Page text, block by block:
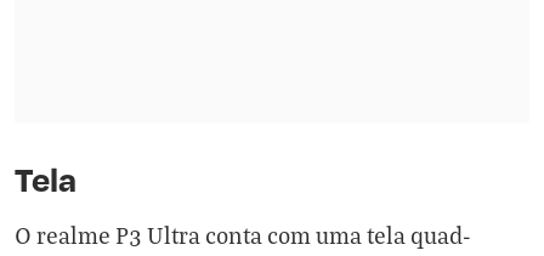
Tela
O realme P3 Ultra conta com uma tela quad-